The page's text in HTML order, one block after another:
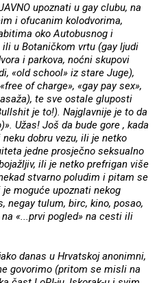
upoznati u gay clubu, na
i ofucanim kolodvorima,
oko Autobusnog i
u Botaničkom vrtu (gay ljudi
i parkova, noćni skupovi
«old school» iz stare Juge),
of charge», «gay pay sex»,
te sve ostale gluposti
je to!). Najglavnije je to da
Užas! Još da bude gore , kada
dobru vezu, ili je netko
jedne prosječno seksualno
ili je netko prefrigan više
stvarno poludim i pitam se
moguće upoznati nekog
negay tulum, birc, kino, posao,
«...prvi pogled» na cesti ili
danas u Hrvatskoj anonimni,
govorimo (pritom se misli na